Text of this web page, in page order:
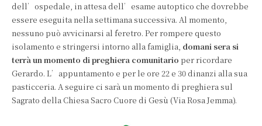
dell’ospedale, in attesa dell’esame autoptico che dovrebbe
essere eseguita nella settimana successiva. Al momento,
nessuno può avvicinarsi al feretro. Per rompere questo
isolamento e stringersi intorno alla famiglia, domani sera si
terrà un momento di preghiera comunitario per ricordare
Gerardo. L’appuntamento e per le ore 22 e 30 dinanzi alla sua
pasticceria. A seguire ci sarà un momento di preghiera sul
Sagrato della Chiesa Sacro Cuore di Gesù (Via Rosa Jemma).